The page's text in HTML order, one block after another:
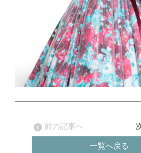
前の記事へ
一覧へ戻る